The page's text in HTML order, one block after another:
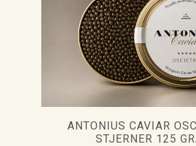
ANTONIUS CAVIAR
STJERNER 125